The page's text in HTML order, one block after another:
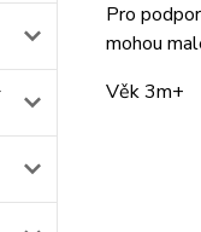
Pro
mohou
Věk 3m+